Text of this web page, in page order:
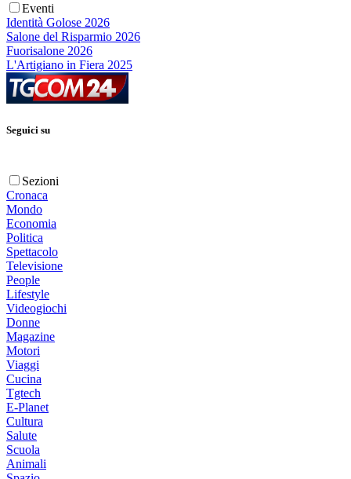
Eventi
Identità Golose 2026
Salone del Risparmio 2026
Fuorisalone 2026
L'Artigiano in Fiera 2025
Seguici su
Sezioni
Cronaca
Mondo
Economia
Politica
Spettacolo
Televisione
People
Lifestyle
Videogiochi
Donne
Magazine
Motori
Viaggi
Cucina
Tgtech
E-Planet
Cultura
Salute
Scuola
Animali